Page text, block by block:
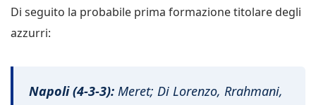
Di seguito la probabile prima formazione titolare degli
azzurri:
Napoli (4-3-3): Meret; Di Lorenzo, Rrahmani,